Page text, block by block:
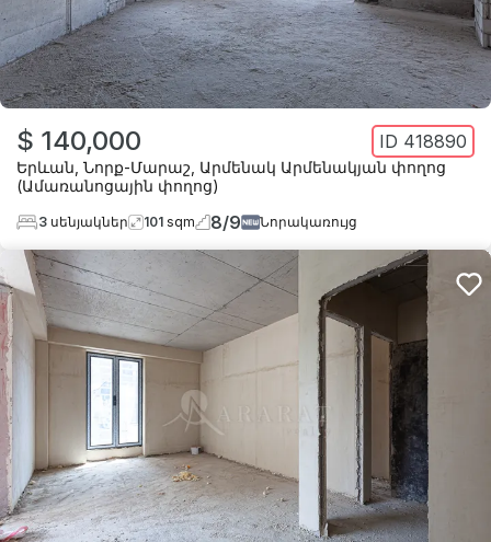
$ 140,000 ID 418890
Երևան Նորք-Մարաշ Արմենակ Արմենակյան փողոց
(Ամառանոցային փողոց)
3 սենյակներ 101 sqm 8/9 Նորակառույց